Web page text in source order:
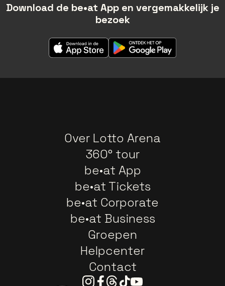
Download de be•at App en vergemakkelijk je
bezoek
Over Lotto Arena
360° tour
be•at App
be•at Tickets
be•at Corporate
be•at Business
Groepen
Helpcenter
Contact
Instagram
Facebook
Threads
TiktokYoutube